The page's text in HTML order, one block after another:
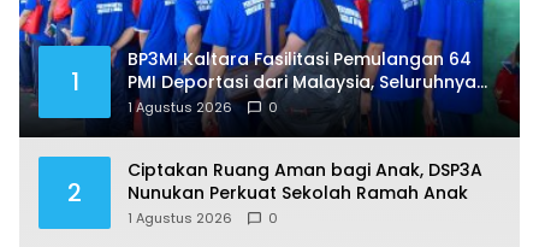
1
BP3MI Kaltara Fasilitasi Pemulangan 64
PMI Deportasi dari Malaysia, Seluruhnya
Jalani Pendataan di Nunukan
1 Agustus 2026 0
2
Ciptakan Ruang Aman bagi Anak, DSP3A
Nunukan Perkuat Sekolah Ramah Anak
1 Agustus 2026 0